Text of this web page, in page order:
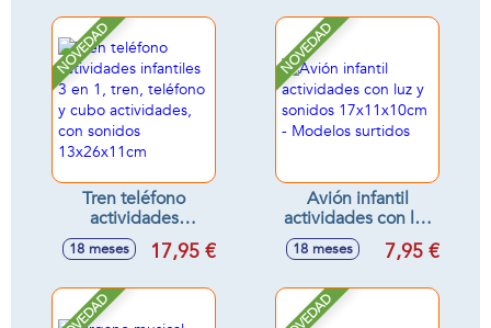
NOVEDAD
Tren teléfono
actividades
infantiles 3 en 1,
tren, teléfono y
con sonidos
13x26x11cm
18 meses 17,95 €
NOVEDAD
Avión infantil
actividades con luz
y sonidos
17x11x10cm -
18 meses 7,95 €